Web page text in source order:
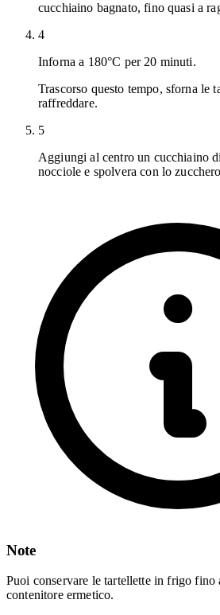
cucchiaino bagnato, fino quasi a
4
Inforna a 180°C per 20 minuti.
Trascorso questo tempo, sforna le
raffreddare.
5
Aggiungi al centro un cucchiaino
nocciole e spolvera con lo
Note
Puoi conservare le tartellette in frigo fino
contenitore ermetico.